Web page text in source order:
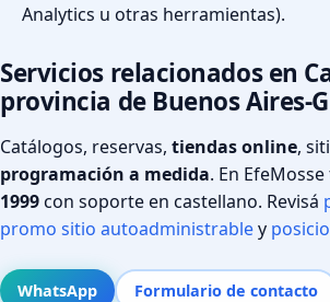
Analytics u otras herramientas).
Servicios relacionados en
provincia de Buenos Aires-
Catálogos, reservas, tiendas online,
programación a medida. En
1999con soporte en castellano. Revisá
promo sitio autoadministrabley
WhatsApp Formulario de contacto